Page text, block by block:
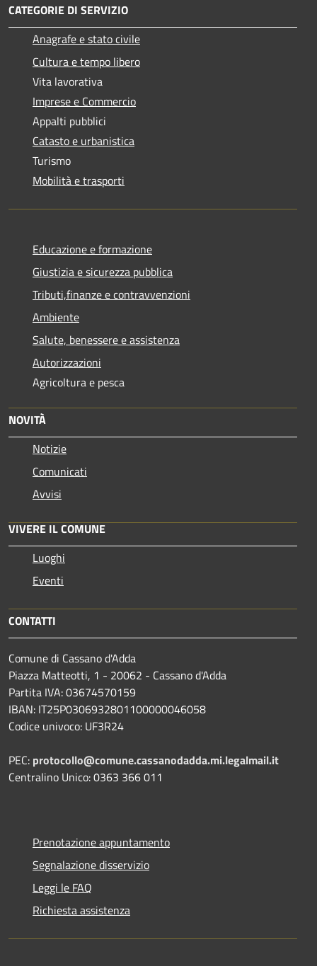
CATEGORIE DI SERVIZIO
Anagrafe e stato civile
Cultura e tempo libero
Vita lavorativa
Imprese e Commercio
Appalti pubblici
Catasto e urbanistica
Turismo
Mobilità e trasporti
Educazione e formazione
Giustizia e sicurezza pubblica
Tributi,finanze e contravvenzioni
Ambiente
Salute, benessere e assistenza
Autorizzazioni
Agricoltura e pesca
NOVITÀ
Notizie
Comunicati
Avvisi
VIVERE IL COMUNE
Luoghi
Eventi
CONTATTI
Comune di Cassano d'Adda
Piazza Matteotti, 1 - 20062 - Cassano d'Adda
Partita IVA: 03674570159
IBAN: IT25P0306932801100000046058
Codice univoco: UF3R24
PEC: protocollo@comune.cassanodadda.mi.legalmail.it
Centralino Unico: 0363 366 011
Prenotazione appuntamento
Segnalazione disservizio
Leggi le FAQ
Richiesta assistenza